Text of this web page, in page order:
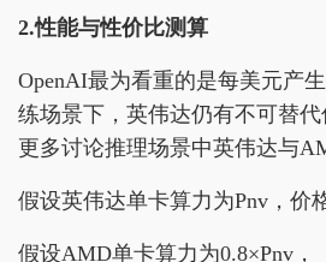
2.性能与性价比测算
OpenAI最为看重的是每美元产
练场景下，英伟达仍有不可替
更多讨论推理场景中英伟达与
假设英伟达单卡算力为Pnv，价
假设AMD单卡算力为0.8×Pnv，